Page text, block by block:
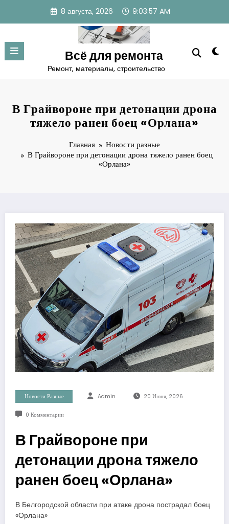
содержимому
8 августа, 2026 9:03:58 AM
Всё для ремонта
Ремонт, материалы, строительство
В Грайвороне при детонации дрона
тяжело ранен боец «Орлана»
Главная
Новости разные
В Грайвороне при детонации дрона тяжело ранен боец
«Орлана»
Новости Разные Admin 20 Июня, 2026
0 Комментарии
В Грайвороне при
детонации дрона тяжело
ранен боец «Орлана»
В Белгородской области при атаке дрона пострадал боец
«Орлана»